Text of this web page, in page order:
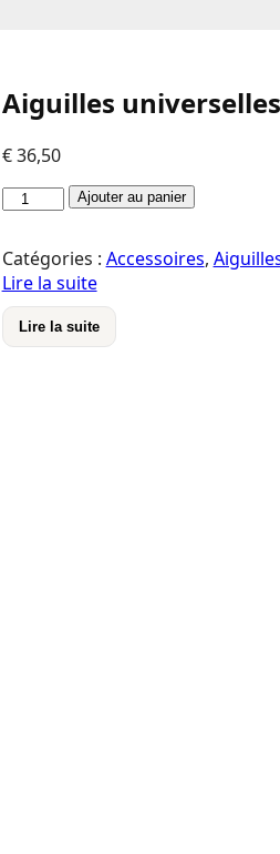
Aiguilles
€36,50
quantité
Aiguilles
universelles
Schmetz
705H
NM80
Ajouter au panier
Catégories : Accessoires,
Lire la suite
Lire la suite